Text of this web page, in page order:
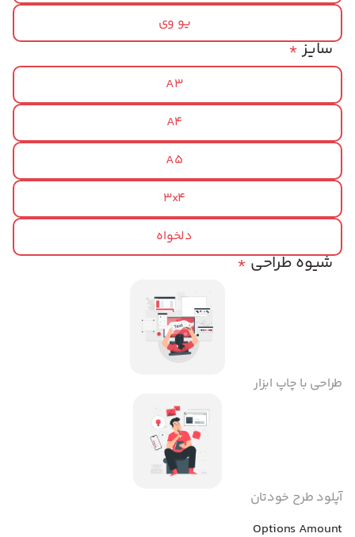
یو وی
*سایز
A3
A4
A5
3x4
دلخواه
*شیوه طراحی
طراحی با چاپ ابزار
آپلود طرح خودتان
Options Amount